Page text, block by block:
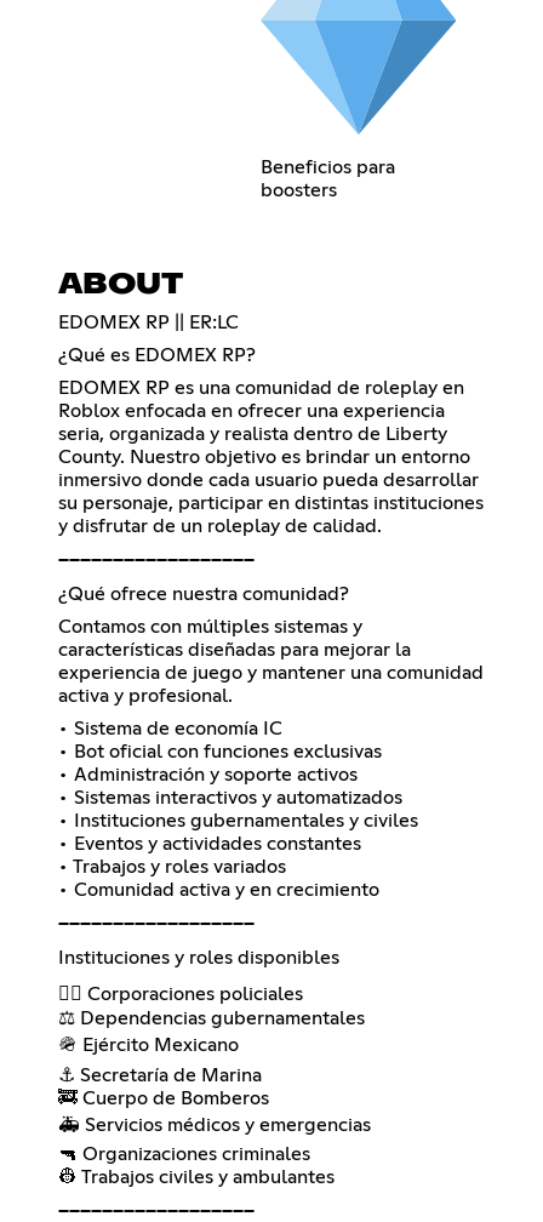
Beneficios para
boosters
ABOUT
EDOMEX RP || ER:LC
¿Qué es EDOMEX RP?
EDOMEX RP es una comunidad de roleplay en
Roblox enfocada en ofrecer una experiencia
seria, organizada y realista dentro de Liberty
County. Nuestro objetivo es brindar un entorno
inmersivo donde cada usuario pueda desarrollar
su personaje, participar en distintas instituciones
y disfrutar de un roleplay de calidad.
━━━━━━━━━━━━━━━━━━
¿Qué ofrece nuestra comunidad?
Contamos con múltiples sistemas y
características diseñadas para mejorar la
experiencia de juego y mantener una comunidad
activa y profesional.
• Sistema de economía IC
• Bot oficial con funciones exclusivas
• Administración y soporte activos
• Sistemas interactivos y automatizados
• Instituciones gubernamentales y civiles
• Eventos y actividades constantes
• Trabajos y roles variados
• Comunidad activa y en crecimiento
━━━━━━━━━━━━━━━━━━
Instituciones y roles disponibles
👮‍♂️ Corporaciones policiales
⚖️ Dependencias gubernamentales
🪖 Ejército Mexicano
⚓ Secretaría de Marina
🚒 Cuerpo de Bomberos
🚑 Servicios médicos y emergencias
🔫 Organizaciones criminales
👷 Trabajos civiles y ambulantes
━━━━━━━━━━━━━━━━━━